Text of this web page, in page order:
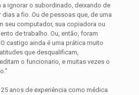
ignorar o subordinado, deixando de
dias a fio. Ou de pessoas que, de uma
seu computador, sua copiadora ou
de trabalho. Ou, então, foram
castigo ainda é uma prática muito
que desqualificam,
o funcionario, e muitas vezes o
anos de experiência como médica